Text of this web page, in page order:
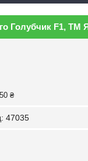
Голубчик F1, ТМ
₴
47035